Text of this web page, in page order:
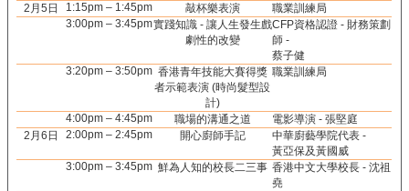
2月5日 1:15pm – 1:45pm 敲杯樂表演
職業訓練局
3:00pm – 3:45pm實踐知識 - 讓人生發生戲
劇性的改變
CFP資格認證 - 財務策劃
師 -
蔡子健
3:20pm – 3:50pm 香港青年技能大賽得獎
者示範表演 (時尚髮型設
計)
職業訓練局
4:00pm – 4:45pm 職場的溝通之道
電影導演 - 張堅庭
2月6日
2:00pm – 2:45pm 開心廚師手記
中華廚藝學院代表 -
黃亞保及黃國威
3:00pm – 3:45pm 鮮為人知的校長二三事 香港中文大學校長 - 沈祖
堯